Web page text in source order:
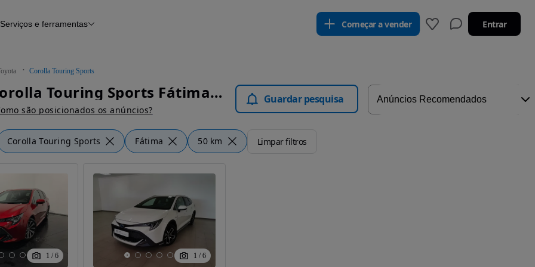
Histórico do veículo
Serviços e ferramentas Começar a vender Entrar
Corolla Touring Sports
Toyota Corolla Touring Sports Fátima - Carros
são posicionados os anúncios?
Guardar pesquisa
Corolla Touring Sports Fátima 50 km Limpar filtros
1 / 6 1 / 6